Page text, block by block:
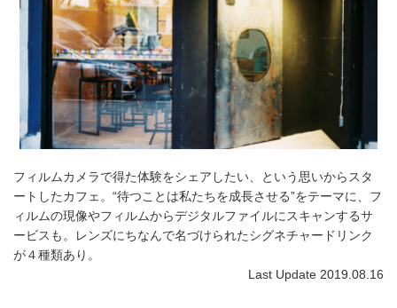
フィルムカメラで得た体験をシェアしたい、という思いからスタ
ートしたカフェ。“待つことは私たちを成長させる”をテーマに、フ
ィルムの現像やフィルムからデジタルファイルにスキャンするサ
ービスも。レンズにちなんで名づけられたシグネチャードリンク
が４種類あり。
Last Update 2019.08.16